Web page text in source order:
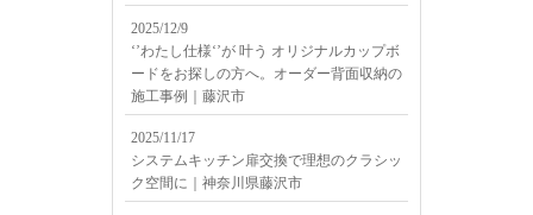
2025/12/9
‘’わたし仕様‘’が 叶う オリジナルカップボ
ードをお探しの方へ。オーダー背面収納の
施工事例｜藤沢市
2025/11/17
システムキッチン扉交換で理想のクラシッ
ク空間に｜神奈川県藤沢市